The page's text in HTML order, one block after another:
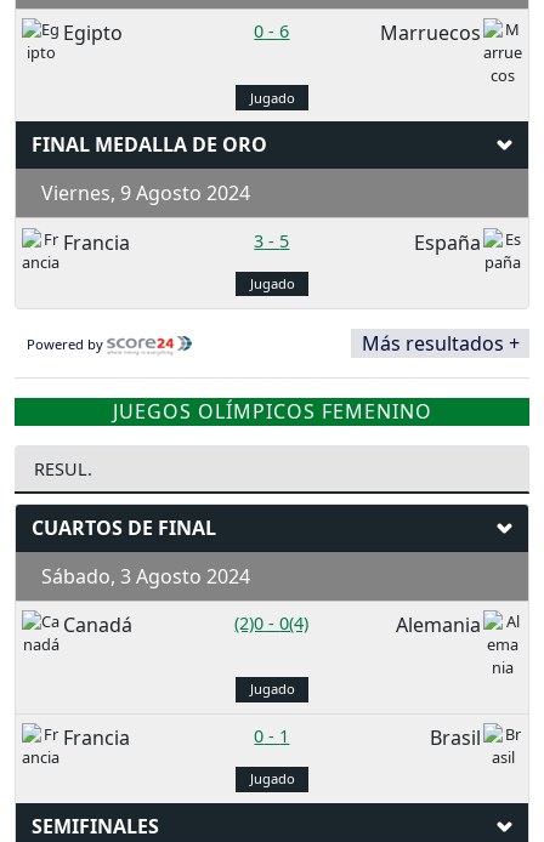
Egipto
0 -6 Marruecos
Jugado
FINAL MEDALLA DE ORO
Viernes, 9 Agosto 2024
Francia
3 - 5 España
Jugado
Powered by Más resultados +
JUEGOS OLÍMPICOS FEMENINO
RESUL.
CUARTOS DE FINAL
Sábado, 3 Agosto 2024
Canadá
(2)0 -0(4) Alemania
Jugado
Francia 0 - 1 Brasil
Jugado
SEMIFINALES